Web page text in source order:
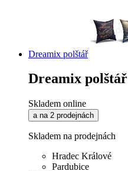
Dreamix polštář
Dreamix polštář
Skladem online
a na 2 prodejnách
Skladem na prodejnách
Hradec Králové
Pardubice